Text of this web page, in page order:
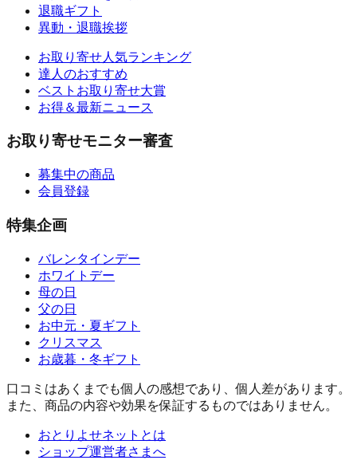
退職ギフト
異動・退職挨拶
お取り寄せ人気ランキング
達人のおすすめ
ベストお取り寄せ大賞
お得＆最新ニュース
お取り寄せモニター審査
募集中の商品
会員登録
特集企画
バレンタインデー
ホワイトデー
母の日
父の日
お中元・夏ギフト
クリスマス
お歳暮・冬ギフト
口コミはあくまでも個人の感想であり、個人差があります。
また、商品の内容や効果を保証するものではありません。
おとりよせネットとは
ショップ運営者さまへ